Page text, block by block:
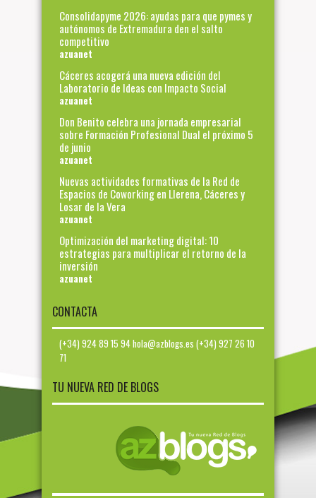
Consolidapyme 2026: ayudas para que pymes y
autónomos de Extremadura den el salto
competitivo
azuanet
Cáceres acogerá una nueva edición del
Laboratorio de Ideas con Impacto Social
azuanet
Don Benito celebra una jornada empresarial
sobre Formación Profesional Dual el próximo 5
de junio
azuanet
Nuevas actividades formativas de la Red de
Espacios de Coworking en Llerena, Cáceres y
Losar de la Vera
azuanet
Optimización del marketing digital: 10
estrategias para multiplicar el retorno de la
inversión
azuanet
CONTACTA
(+34) 924 89 15 94 hola@azblogs.es (+34) 927 26 10
71
TU NUEVA RED DE BLOGS